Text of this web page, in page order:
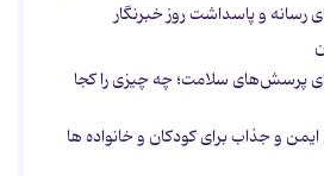
رسانه و پاسداشت روز خبرنگار
پرسش‌های سلامت؛ چه چیزی را کجا
و جذاب برای کودکان و خانواده ها